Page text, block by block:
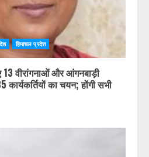
हिमाचल प्रदेश
13 वीरांगनाओं और आंगनबाड़ी
कार्यकर्तियों का चयन; होंगी सभी